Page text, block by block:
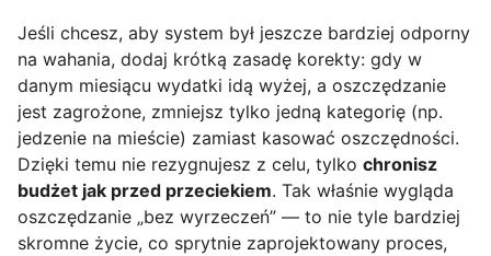
Jeśli chcesz, aby system był jeszcze bardziej odporny
na wahania, dodaj krótką zasadę korekty: gdy w
danym miesiącu wydatki idą wyżej, a oszczędzanie
jest zagrożone, zmniejsz tylko jedną kategorię (np.
jedzenie na mieście) zamiast kasować oszczędności.
Dzięki temu nie rezygnujesz z celu, tylko chronisz
budżet jak przed przeciekiem. Tak właśnie wygląda
oszczędzanie „bez wyrzeczeń” — to nie tyle bardziej
skromne życie, co sprytnie zaprojektowany proces,